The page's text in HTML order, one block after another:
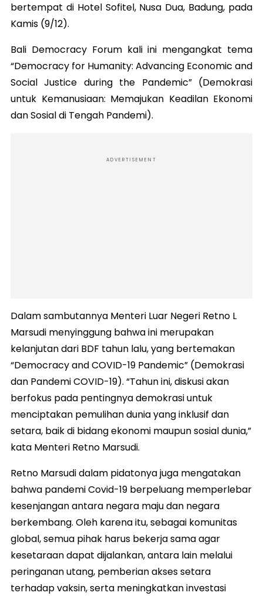
bertempat di Hotel Sofitel, Nusa Dua, Badung, pada
Kamis (9/12).
Bali Democracy Forum kali ini mengangkat tema
“Democracy for Humanity: Advancing Economic and
Social Justice during the Pandemic” (Demokrasi
untuk Kemanusiaan: Memajukan Keadilan Ekonomi
dan Sosial di Tengah Pandemi).
ADVERTISEMENT
Dalam sambutannya Menteri Luar Negeri Retno L
Marsudi menyinggung bahwa ini merupakan
kelanjutan dari BDF tahun lalu, yang bertemakan
“Democracy and COVID-19 Pandemic” (Demokrasi
dan Pandemi COVID-19). “Tahun ini, diskusi akan
berfokus pada pentingnya demokrasi untuk
menciptakan pemulihan dunia yang inklusif dan
setara, baik di bidang ekonomi maupun sosial dunia,”
kata Menteri Retno Marsudi.
Retno Marsudi dalam pidatonya juga mengatakan
bahwa pandemi Covid-19 berpeluang memperlebar
kesenjangan antara negara maju dan negara
berkembang. Oleh karena itu, sebagai komunitas
global, semua pihak harus bekerja sama agar
kesetaraan dapat dijalankan, antara lain melalui
peringanan utang, pemberian akses setara
terhadap vaksin, serta meningkatkan investasi